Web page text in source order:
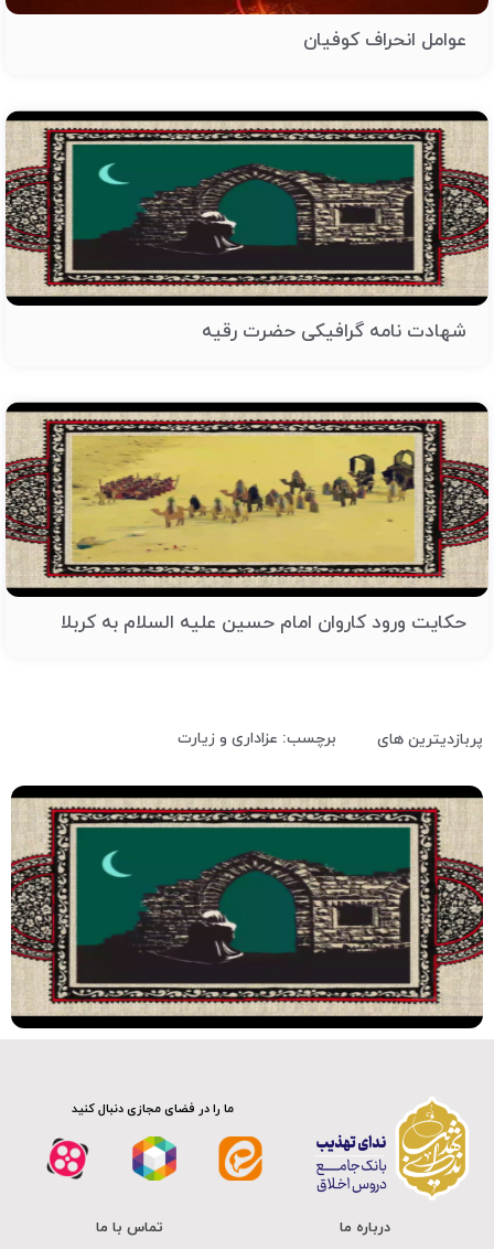
عوامل انحراف کوفیان
شهادت نامه گرافیکی حضرت رقیه
حکایت ورود کاروان امام حسین علیه السلام به کربلا
پربازدیترین های برچسب: عزاداری و زیارت
ما را در فضای مجازی دنبال کنید
درباره ما تماس با ما